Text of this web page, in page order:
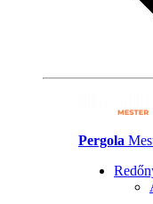
Pergola